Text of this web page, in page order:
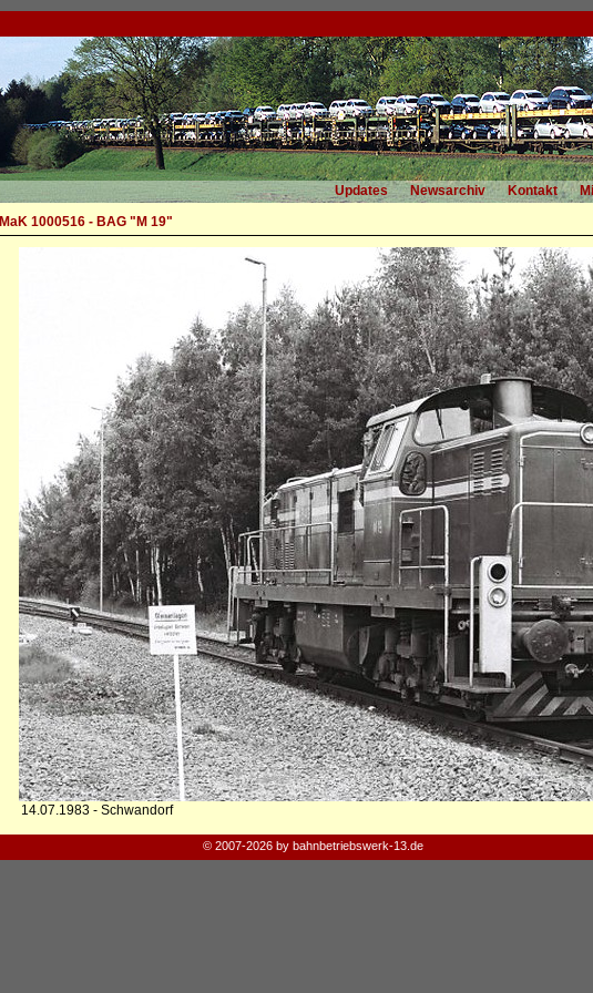
Updates Newsarchiv Kontakt
MaK 1000516 - BAG "M 19"
14.07.1983 - Schwandorf
© 2007-2026 by bahnbetriebswerk-13.de